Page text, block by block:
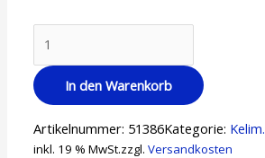
In den Warenkorb
Artikelnummer: 51386Kategorie: Kelim.
inkl. 19 % MwSt.zzgl.Versandkosten